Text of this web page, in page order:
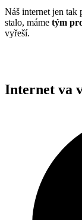
Náš internet jen tak
stalo, máme tým
vyřeší.
Internet va